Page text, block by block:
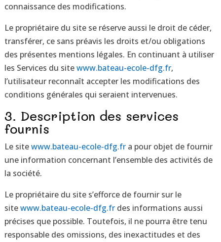
connaissance des modifications.
Le propriétaire du site se réserve aussi le droit de céder,
transférer, ce sans préavis les droits et/ou obligations
des présentes mentions légales. En continuant à utiliser
les Services du sitewww.bateau-ecole-dfg.fr,
l’utilisateur reconnaît accepter les modifications des
conditions générales qui seraient intervenues.
3. Description des services
fournis
Le sitewww.bateau-ecole-dfg.fr a pour objet de fournir
une information concernant l’ensemble des activités de
la société.
Le propriétaire du site s’efforce de fournir sur le
sitewww.bateau-ecole-dfg.fr des informations aussi
précises que possible. Toutefois, il ne pourra être tenu
responsable des omissions, des inexactitudes et des